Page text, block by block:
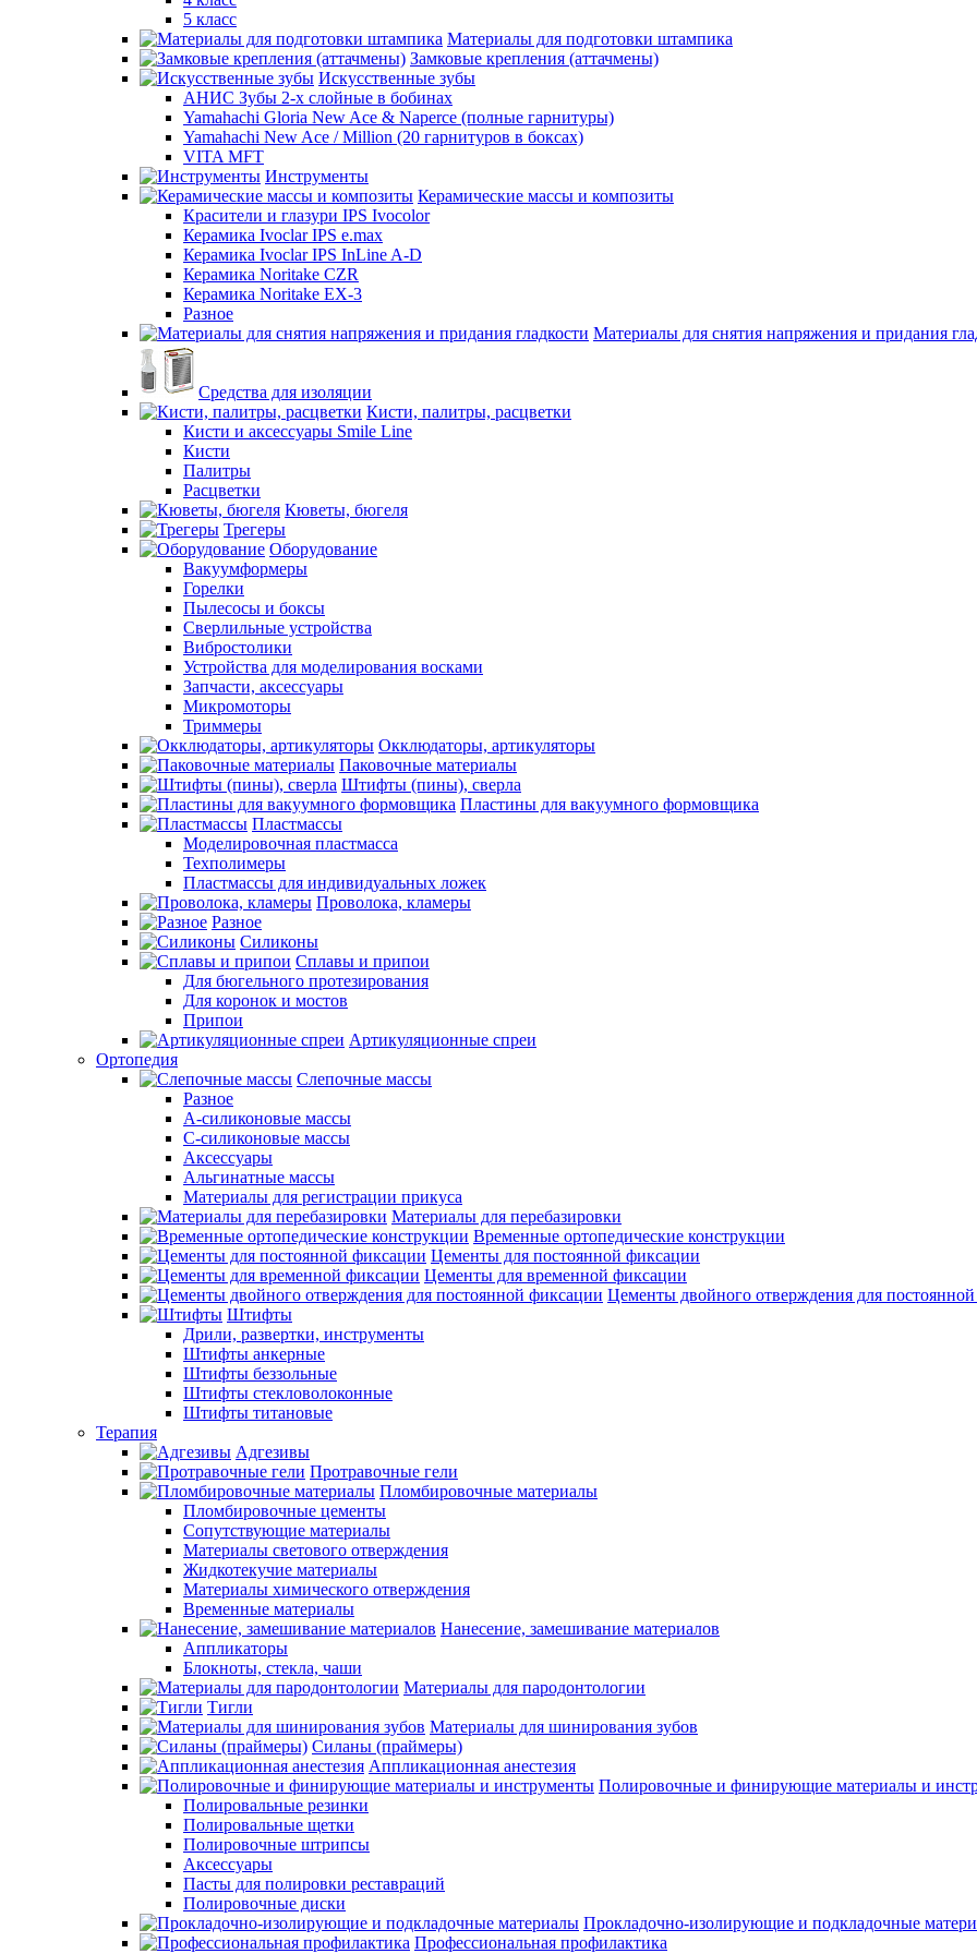
5 класс
Материалы для подготовки штампика
Замковые крепления (аттачмены)
Искусственные зубы
АНИС Зубы 2-х слойные в бобинах
Yamahachi Gloria New Ace & Naperce (полные гарнитуры)
Yamahachi New Ace / Million (20 гарнитуров в боксах)
VITA MFT
Инструменты
Керамические массы и композиты
Красители и глазури IPS Ivocolor
Керамика Ivoclar IPS e.max
Керамика Ivoclar IPS InLine A-D
Керамика Noritake CZR
Керамика Noritake EX-3
Разное
Материалы для снятия напряжения и придания
Средства для изоляции
Кисти, палитры, расцветки
Кисти и аксессуары Smile Line
Кисти
Палитры
Расцветки
Кюветы, бюгеля
Трегеры
Оборудование
Вакуумформеры
Горелки
Пылесосы и боксы
Сверлильные устройства
Вибростолики
Устройства для моделирования восками
Запчасти, аксессуары
Микромоторы
Триммеры
Окклюдаторы, артикуляторы
Паковочные материалы
Штифты (пины), сверла
Пластины для вакуумного формовщика
Пластмассы
Моделировочная пластмасса
Техполимеры
Пластмассы для индивидуальных ложек
Проволока, кламеры
Разное
Силиконы
Сплавы и припои
Для бюгельного протезирования
Для коронок и мостов
Припои
Артикуляционные спреи
Ортопедия
Слепочные массы
Разное
А-силиконовые массы
С-силиконовые массы
Аксессуары
Альгинатные массы
Материалы для регистрации прикуса
Материалы для перебазировки
Временные ортопедические конструкции
Цементы для постоянной фиксации
Цементы для временной фиксации
Цементы двойного отверждения для
Штифты
Дрили, развертки, инструменты
Штифты анкерные
Штифты беззольные
Штифты стекловолоконные
Штифты титановые
Терапия
Адгезивы
Протравочные гели
Пломбировочные материалы
Пломбировочные цементы
Сопутствующие материалы
Материалы светового отверждения
Жидкотекучие материалы
Материалы химического отверждения
Временные материалы
Нанесение, замешивание материалов
Аппликаторы
Блокноты, стекла, чаши
Материалы для пародонтологии
Тигли
Материалы для шинирования зубов
Силаны (праймеры)
Аппликационная анестезия
Полировочные и финирующие материалы и
Полировальные резинки
Полировальные щетки
Полировочные штрипсы
Аксессуары
Пасты для полировки реставраций
Полировочные диски
Прокладочно-изолирующие и подкладочные
Профессиональная профилактика